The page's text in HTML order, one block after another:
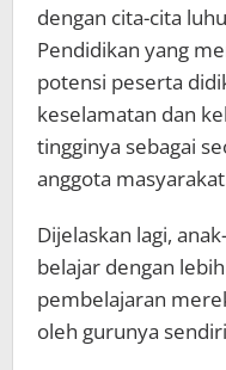
dengan cita-cita
Pendidikan yang
potensi peserta
keselamatan dan
tingginya sebagai
anggota
Dijelaskan lagi,
belajar dengan
pembelajaran
oleh gurunya